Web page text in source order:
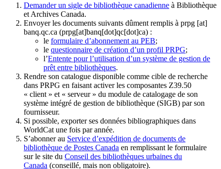
Demander un sigle de bibliothèque canadienne à Bibliothèque
et Archives Canada.
Envoyer les documents suivants dûment remplis à prpg [at]
banq.qc.ca (prpg[at]banq[dot]qc[dot]ca) :
le formulaire d’abonnement au PEB;
le questionnaire de création d’un profil PRPG;
l’Entente pour l’utilisation d’un système de gestion de
prêt entre bibliothèques.
Rendre son catalogue disponible comme cible de recherche
dans PRPG en faisant activer les composantes Z39.50
« client » et « serveur » du module de catalogage de son
système intégré de gestion de bibliothèque (SIGB) par son
fournisseur.
Si possible, exporter ses données bibliographiques dans
WorldCat une fois par année.
S’abonner au Service d’expédition de documents de
bibliothèque de Postes Canada en remplissant le formulaire
sur le site du Conseil des bibliothèques urbaines du
Canada (conseillé, mais non obligatoire).